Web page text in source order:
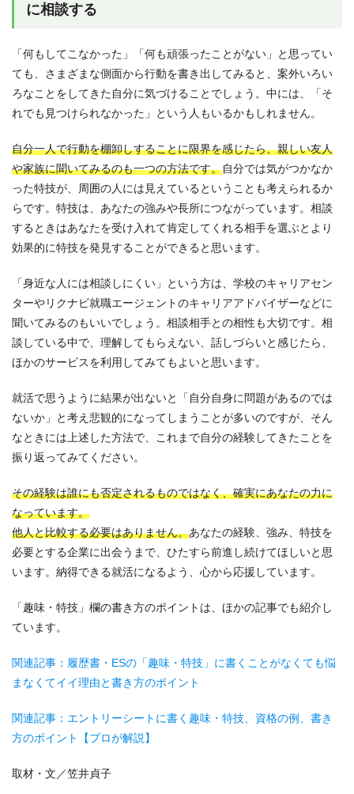
に相談する
「何もしてこなかった」「何も頑張ったことがない」と思ってい
ても、さまざまな側面から行動を書き出してみると、案外いろい
ろなことをしてきた自分に気づけることでしょう。中には、「そ
れでも見つけられなかった」という人もいるかもしれません。
自分一人で行動を棚卸しすることに限界を感じたら、親しい友人
や家族に聞いてみるのも一つの方法です。自分では気がつかなか
った特技が、周囲の人には見えているということも考えられるか
らです。特技は、あなたの強みや長所につながっています。相談
するときはあなたを受け入れて肯定してくれる相手を選ぶとより
効果的に特技を発見することができると思います。
「身近な人には相談しにくい」という方は、学校のキャリアセン
ターやリクナビ就職エージェントのキャリアアドバイザーなどに
聞いてみるのもいいでしょう。相談相手との相性も大切です。相
談している中で、理解してもらえない、話しづらいと感じたら、
ほかのサービスを利用してみてもよいと思います。
就活で思うように結果が出ないと「自分自身に問題があるのでは
ないか」と考え悲観的になってしまうことが多いのですが、そん
なときには上述した方法で、これまで自分の経験してきたことを
振り返ってみてください。
その経験は誰にも否定されるものではなく、確実にあなたの力に
なっています。
他人と比較する必要はありません。あなたの経験、強み、特技を
必要とする企業に出会うまで、ひたすら前進し続けてほしいと思
います。納得できる就活になるよう、心から応援しています。
「趣味・特技」欄の書き方のポイントは、ほかの記事でも紹介し
ています。
関連記事：履歴書・ESの「趣味・特技」に書くことがなくても悩
まなくてイイ理由と書き方のポイント
関連記事：エントリーシートに書く趣味・特技、資格の例、書き
方のポイント【プロが解説】
取材・文／笠井貞子